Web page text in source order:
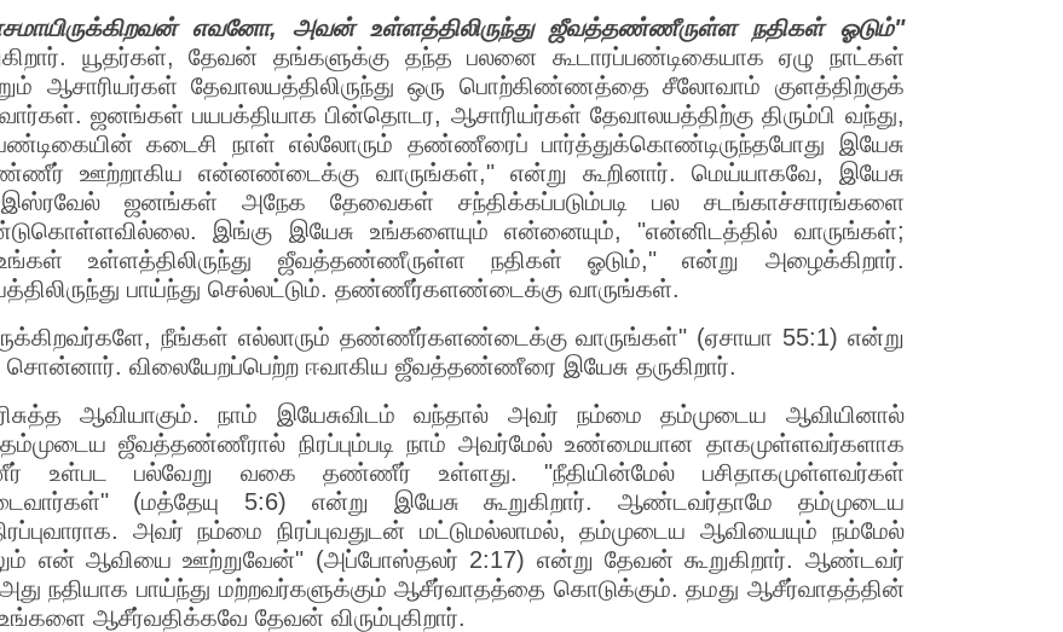
எவனோ, அவன் உள்ளத்திலிருந்து ஜீவத்தண்ணீருள்ள நதிகள் ஓடும்"
யூதர்கள், தேவன் தங்களுக்கு தந்த பலனை கூடாரப்பண்டிகையாக ஏழு நாட்கள்
ஆசாரியர்கள் தேவாலயத்திலிருந்து ஒரு பொற்கிண்ணத்தை சீலோவாம் குளத்திற்குக்
ஜனங்கள் பயபக்தியாக பின்தொடர, ஆசாரியர்கள் தேவாலயத்திற்கு திரும்பி வந்து,
கடைசி நாள் எல்லோரும் தண்ணீரைப் பார்த்துக்கொண்டிருந்தபோது இயேசு
ஊற்றாகிய என்னண்டைக்கு வாருங்கள்," என்று கூறினார். மெய்யாகவே, இயேசு
ஜனங்கள் அநேக தேவைகள் சந்திக்கப்படும்படி பல சடங்காச்சாரங்களை
இங்கு இயேசு உங்களையும் என்னையும், "என்னிடத்தில் வாருங்கள்;
உள்ளத்திலிருந்து ஜீவத்தண்ணீருள்ள நதிகள் ஓடும்," என்று அழைக்கிறார்.
பாய்ந்து செல்லட்டும். தண்ணீர்களண்டைக்கு வாருங்கள்.
நீங்கள் எல்லாரும் தண்ணீர்களண்டைக்கு வாருங்கள்" (ஏசாயா 55:1) என்று
சொன்னார். விலையேறப்பெற்ற ஈவாகிய ஜீவத்தண்ணீரை இயேசு தருகிறார்.
ஆவியாகும். நாம் இயேசுவிடம் வந்தால் அவர் நம்மை தம்முடைய ஆவியினால்
தம்முடைய ஜீவத்தண்ணீரால் நிரப்பும்படி நாம் அவர்மேல் உண்மையான தாகமுள்ளவர்களாக
உள்பட பல்வேறு வகை தண்ணீர் உள்ளது. "நீதியின்மேல் பசிதாகமுள்ளவர்கள்
(மத்தேயு 5:6) என்று இயேசு கூறுகிறார். ஆண்டவர்தாமே தம்முடைய
அவர் நம்மை நிரப்புவதுடன் மட்டுமல்லாமல், தம்முடைய ஆவியையும் நம்மேல்
என் ஆவியை ஊற்றுவேன்" (அப்போஸ்தலர் 2:17) என்று தேவன் கூறுகிறார். ஆண்டவர்
நதியாக பாய்ந்து மற்றவர்களுக்கும் ஆசீர்வாதத்தை கொடுக்கும். தமது ஆசீர்வாதத்தின்
ஆசீர்வதிக்கவே தேவன் விரும்புகிறார்.